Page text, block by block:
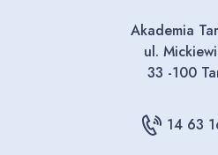
Akademia
ul.
33 -100
14 63